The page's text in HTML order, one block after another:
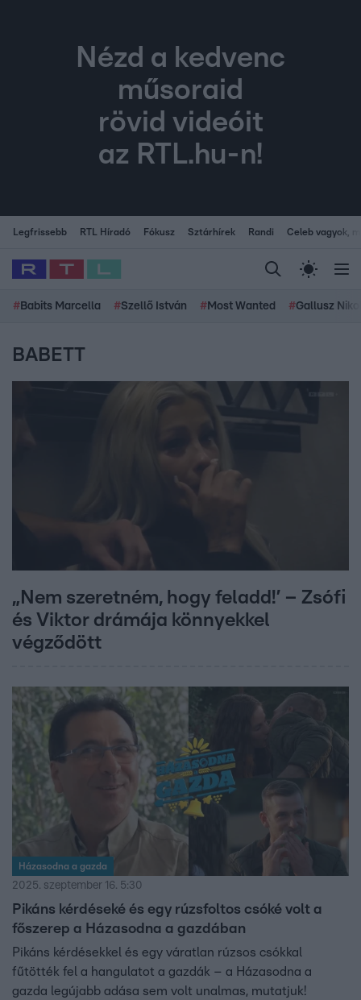
Nézd a kedvenc
műsoraid
rövid videóit
az RTL.hu-n!
Legfrissebb RTL Híradó Fókusz Sztárhírek Randi Celeb vagyok,
# Babits Marcella #Szellő István # Most Wanted #Gallusz
BABETT
„Nem szeretném, hogy feladd!’ – Zsófi
és Viktor drámája könnyekkel
végződött
Házasodna a gazda
2025. szeptember 16. 5:30
Pikáns kérdéseké és egy rúzsfoltos csóké volt a
főszerep a Házasodna a gazdában
Pikáns kérdésekkel és egy váratlan rúzsos csókkal
fűtötték fel a hangulatot a gazdák – a Házasodna a
gazda legújabb adása sem volt unalmas, mutatjuk!